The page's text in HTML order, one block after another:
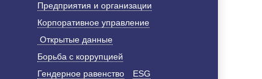
Предприятия и организации
Корпоративное управление
Открытые данные
Борьба с коррупцией
Гендерное равенство
ESG